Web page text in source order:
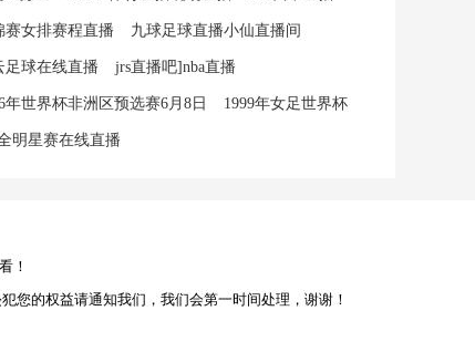
赛女排赛程直播 九球足球直播小仙直播间
足球在线直播 jrs直播吧]nba直播
年世界杯非洲区预选赛6月8日 1999年女足世界杯
明星赛在线直播
！
您的权益请通知我们，我们会第一时间处理，谢谢！